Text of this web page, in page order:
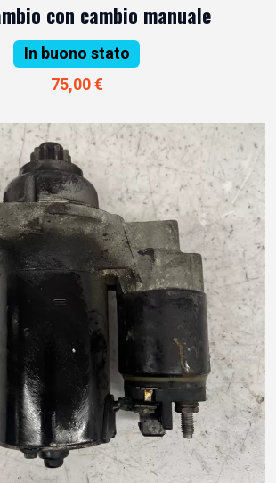
con cambio manuale
In buono stato
75,00 €